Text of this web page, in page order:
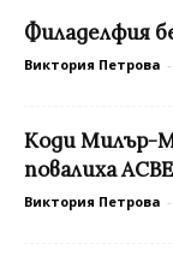
Филаделфия
Виктория Петрова -
Коди Милър-
повалиха
Виктория Петрова -